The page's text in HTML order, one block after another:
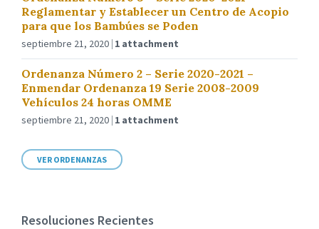
Reglamentar y Establecer un Centro de Acopio
para que los Bambúes se Poden
septiembre 21, 2020 1 attachment
Ordenanza Número 2 – Serie 2020-2021 –
Enmendar Ordenanza 19 Serie 2008-2009
Vehículos 24 horas OMME
septiembre 21, 2020 1 attachment
VER ORDENANZAS
Resoluciones Recientes